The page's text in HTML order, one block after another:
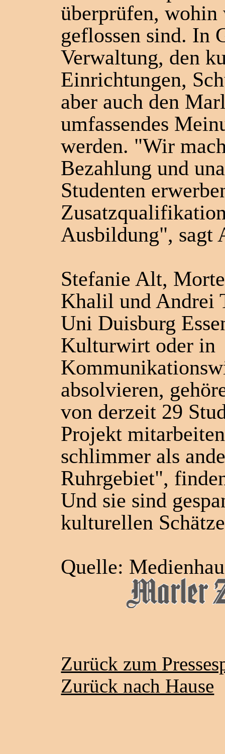
überprüfen, wohin
geflossen sind. In
Verwaltung, den
Einrichtungen,
aber auch den
umfassendes
werden. "Wir
Bezahlung und
Studenten
Ausbildung", sagt
Stefanie Alt,
Khalil und Andrei
Uni Duisburg
Kulturwirt oder in
absolvieren,
von derzeit 29
Projekt
schlimmer als
Ruhrgebiet",
Und sie sind
kulturellen
Quelle:
Zurück zum
Zurück nach Hause